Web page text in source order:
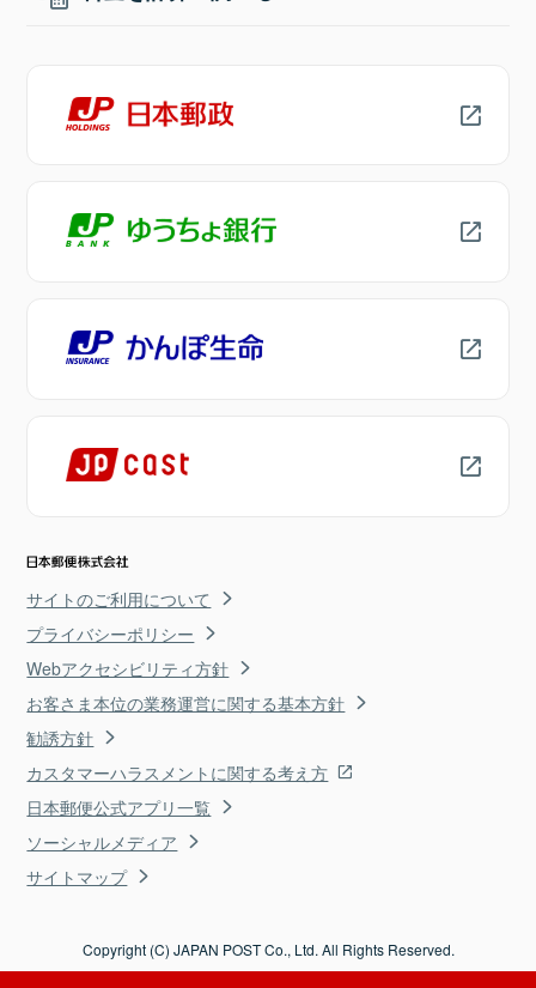
サイトのご利用について
プライバシーポリシー
Webアクセシビリティ方針
お客さま本位の業務運営に関する基本方針
勧誘方針
カスタマーハラスメントに関する考え方
日本郵便公式アプリ一覧
ソーシャルメディア
サイトマップ
Copyright (C) JAPAN POST Co., Ltd. All Rights Reserved.